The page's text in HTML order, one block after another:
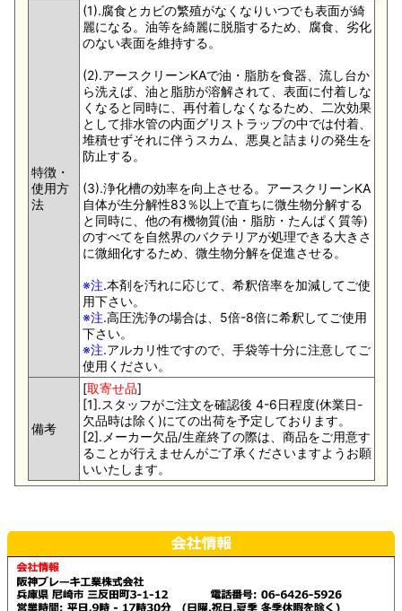
特徴・
使用方
法
(1).腐食とカビの繁殖がなくなりいつでも表面が綺
麗になる。油等を綺麗に脱脂するため、腐食、劣化
のない表面を維持する。
(2).アースクリーンKAで油・脂肪を食器、流し台か
ら洗えば、油と脂肪が溶解されて、表面に付着しな
くなると同時に、再付着しなくなるため、二次効果
として排水管の内面グリストラップの中では付着、
堆積せずそれに伴うスカム、悪臭と詰まりの発生を
防止する。
(3).浄化槽の効率を向上させる。アースクリーンKA
自体が生分解性83％以上で直ちに微生物分解する
と同時に、他の有機物質(油・脂肪・たんぱく質等)
のすべてを自然界のバクテリアが処理できる大きさ
に微細化するため、微生物分解を促進させる。
※注.本剤を汚れに応じて、希釈倍率を加減してご使
用下さい。
※注.高圧洗浄の場合は、5倍-8倍に希釈してご使用
下さい。
※注.アルカリ性ですので、手袋等十分に注意してご
使用ください。
備考
[取寄せ品]
[1].スタッフがご注文を確認後 4-6日程度(休業日-
欠品時は除く)にての出荷を予定しております。
[2].メーカー欠品/生産終了の際は、商品をご用意す
ることが行えませんがご了承くださいますようお願
いいたします。